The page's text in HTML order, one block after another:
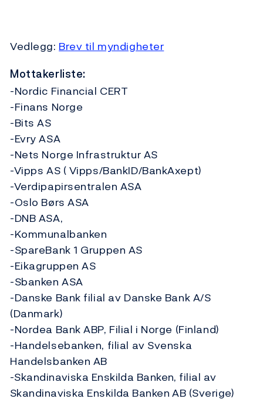
Vedlegg: Brev til myndigheter
Mottakerliste:
-Nordic Financial CERT
-Finans Norge
-Bits AS
-Evry ASA
-Nets Norge Infrastruktur AS
-Vipps AS ( Vipps/BankID/BankAxept)
-Verdipapirsentralen ASA
-Oslo Børs ASA
-DNB ASA,
-Kommunalbanken
-SpareBank 1 Gruppen AS
-Eikagruppen AS
-Sbanken ASA
-Danske Bank filial av Danske Bank A/S
(Danmark)
-Nordea Bank ABP, Filial i Norge (Finland)
-Handelsebanken, filial av Svenska
Handelsbanken AB
-Skandinaviska Enskilda Banken, filial av
Skandinaviska Enskilda Banken AB (Sverige)